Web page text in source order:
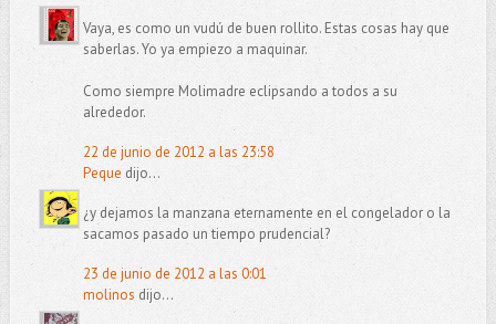
Vaya, es como un vudú de buen rollito. Estas cosas hay que
saberlas. Yo ya empiezo a maquinar.
Como siempre Molimadre eclipsando a todos a su
alrededor.
22 de junio de 2012 a las 23:58
Peque dijo...
¿y dejamos la manzana eternamente en el congelador o la
sacamos pasado un tiempo prudencial?
23 de junio de 2012 a las 0:01
molinos dijo...